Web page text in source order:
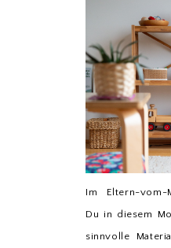
Im Eltern-vom-
Du in diesem
sinnvolle